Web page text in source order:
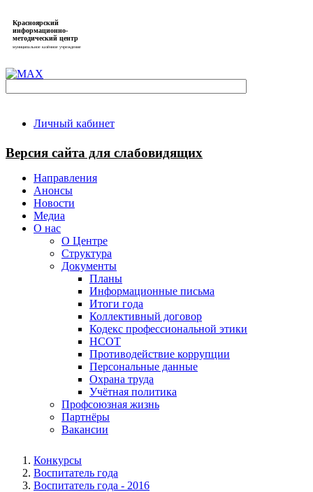
Красноярский
информационно-
методический центр
муниципальное казённое учреждение
Личный кабинет
Версия сайта для слабовидящих
Направления
Анонсы
Новости
Медиа
О нас
О Центре
Структура
Документы
Планы
Информационные письма
Итоги года
Коллективный договор
Кодекс профессиональной этики
НСОТ
Противодействие коррупции
Персональные данные
Охрана труда
Учётная политика
Профсоюзная жизнь
Партнёры
Вакансии
Конкурсы
Воспитатель года
Воспитатель года - 2016